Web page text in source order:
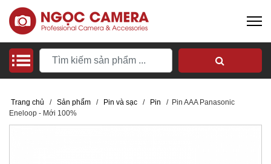
Trang chủ / Sản phẩm / Pin và sạc / Pin / Pin AAA Panasonic
Eneloop - Mới 100%